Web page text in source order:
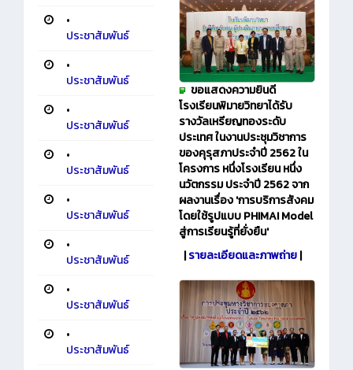
•
ประชาสัมพันธ์
•
ประชาสัมพันธ์
•
ประชาสัมพันธ์
•
ประชาสัมพันธ์
•
ประชาสัมพันธ์
•
ประชาสัมพันธ์
•
ประชาสัมพันธ์
•
ประชาสัมพันธ์
ขอแสดงความยินดี
โรงเรียนพิมายวิทยาได้รับ
รางวัลเหรียญทองระดับ
ประเทศ ในงานประชุมวิชาการ
ของคุรุสภาประจำปี 2562 ใน
โครงการ หนึ่งโรงเรียน หนึ่ง
นวัตกรรม ประจำปี 2562 จาก
ผลงานเรื่อง 'การบริการสังคม
โดยใช้รูปแบบ PHIMAI Model
สู่การเรียนรู้ที่ยั่งยืน'
|รายละเอียดและภาพถ่าย|​​